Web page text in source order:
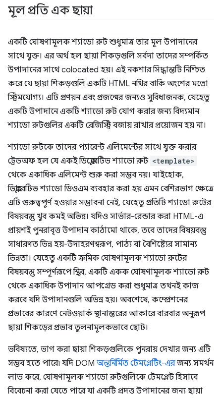
মূল প্রতি এক ছায়া
একটি ঘোষণামূলক শ্যাডো রুট শুধুমাত্র তার মূল উপাদানের
সাথে যুক্ত। এর অর্থ হল ছায়া শিকড়গুলি সর্বদা তাদের সম্পর্কিত
উপাদানের সাথে colocated হয়। এই নকশার সিদ্ধান্তটি নিশ্চিত
করে যে ছায়া শিকড়গুলি একটি HTML নথির বাকি অংশের মতো
স্ট্রিমযোগ্য। এটি প্রণয়ন এবং প্রজন্মের জন্যও সুবিধাজনক, যেহেতু
একটি উপাদানে একটি শ্যাডো রুট যোগ করার জন্য বিদ্যমান
শ্যাডো রুটগুলির একটি রেজিস্ট্রি বজায় রাখার প্রয়োজন হয় না।
শ্যাডো রুটকে তাদের প্যারেন্ট এলিমেন্টের সাথে যুক্ত করার
ট্রেডঅফ হল যে একই ডিক্লেরেটিভ শ্যাডো রুট <template>
থেকে একাধিক এলিমেন্ট শুরু করা সম্ভব নয়। যাইহোক,
ডিক্লারেটিভ শ্যাডো ডিওএম ব্যবহার করা হয় এমন বেশিরভাগ ক্ষেত্রে
এটি গুরুত্বপূর্ণ হওয়ার সম্ভাবনা নেই, যেহেতু প্রতিটি শ্যাডো রুটের
বিষয়বস্তু খুব কমই অভিন্ন। যদিও সার্ভার-রেন্ডার করা HTML-এ
প্রায়শই পুনরাবৃত্ত উপাদান কাঠামো থাকে, তবে তাদের বিষয়বস্তু
সাধারণত ভিন্ন হয়-উদাহরণস্বরূপ, পাঠ্য বা বৈশিষ্ট্যের সামান্য
ভিন্নতা। যেহেতু একটি ক্রমিক ঘোষণামূলক শ্যাডো রুটের
বিষয়বস্তু সম্পূর্ণরূপে স্থির, একটি একক ঘোষণামূলক শ্যাডো রুট
থেকে একাধিক উপাদান আপগ্রেড করা শুধুমাত্র তখনই কাজ
করবে যদি উপাদানগুলি অভিন্ন হয়। অবশেষে, কম্প্রেশনের
প্রভাবের কারণে নেটওয়ার্ক স্থানান্তরের আকারে বারবার অনুরূপ
ছায়া শিকড়ের প্রভাব তুলনামূলকভাবে ছোট।
ভবিষ্যতে, ভাগ করা ছায়া শিকড়গুলিকে পুনরায় দেখার জন্য এটি
সম্ভব হতে পারে৷ যদি DOM অন্তর্নির্মিত টেমপ্লেটিং-এরজন্য সমর্থন
লাভ করে, ঘোষণামূলক শ্যাডো রুটগুলিকে টেমপ্লেট হিসাবে
বিবেচনা করা যেতে পারে যা একটি প্রদত্ত উপাদানের জন্য ছায়া